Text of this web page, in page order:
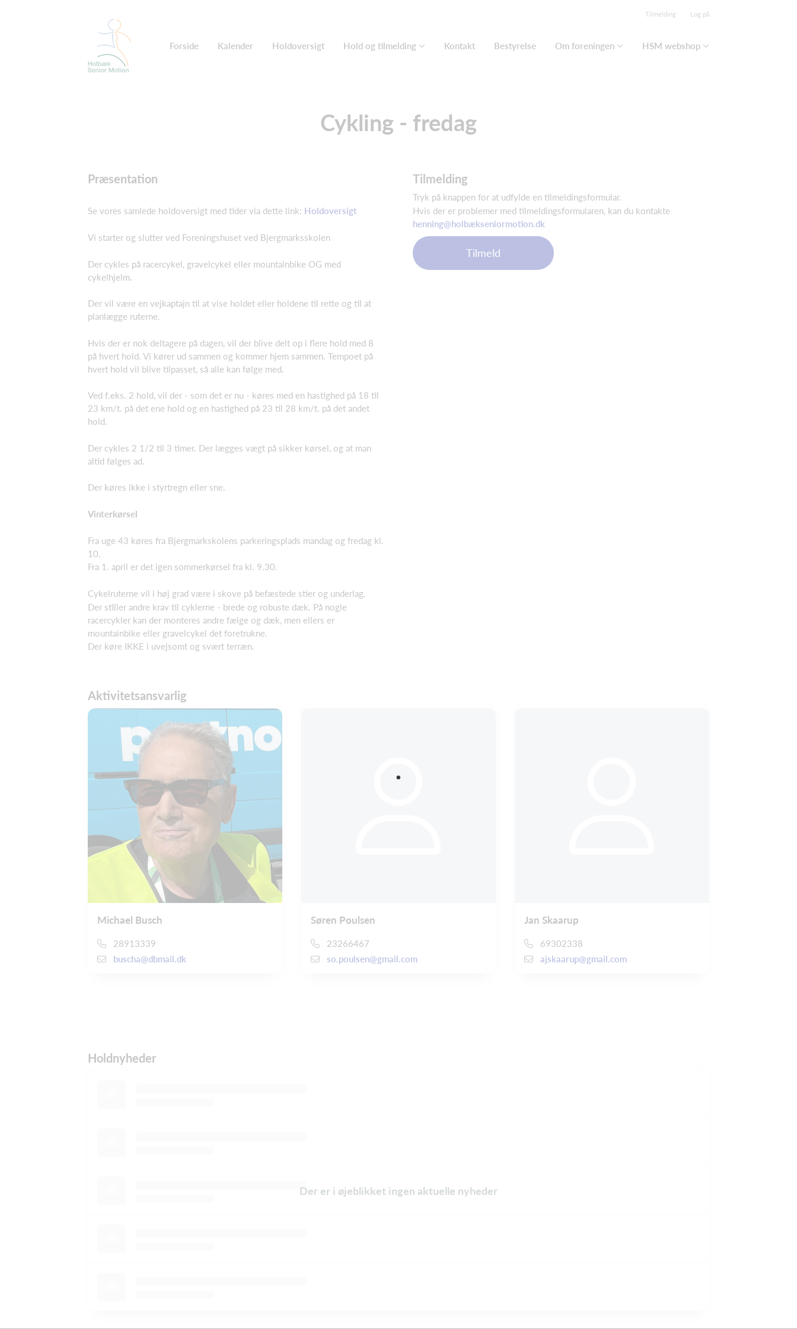
Tilmelding Log på
Forside Kalender Holdoversigt Hold og tilmelding Kontakt Bestyrelse Om foreningen HSM webshop
Cykling - fredag
Præsentation
Se vores samlede holdoversigt med tider via dette link: Holdoversigt
Vi starter og slutter ved Foreningshuset ved Bjergmarksskolen
Der cykles på racercykel, gravelcykel eller mountainbike OG med
cykelhjelm.
Der vil være en vejkaptajn til at vise holdet eller holdene til rette og til at
planlægge ruterne.
Hvis der er nok deltagere på dagen, vil der blive delt op i flere hold med 8
på hvert hold. Vi kører ud sammen og kommer hjem sammen. Tempoet på
hvert hold vil blive tilpasset, så alle kan følge med.
Ved f.eks. 2 hold, vil der - som det er nu - køres med en hastighed på 18 til
23 km/t. på det ene hold og en hastighed på 23 til 28 km/t. på det andet
hold.
Der cykles 2 1/2 til 3 timer. Der lægges vægt på sikker kørsel, og at man
altid følges ad.
Der køres ikke i styrtregn eller sne.
Vinterkørsel
Fra uge 43 køres fra Bjergmarkskolens parkeringsplads mandag og fredag kl.
10.
Fra 1. april er det igen sommerkørsel fra kl. 9.30.
Cykelruterne vil i høj grad være i skove på befæstede stier og underlag.
Der stiller andre krav til cyklerne - brede og robuste dæk. På nogle
racercykler kan der monteres andre fælge og dæk, men ellers er
mountainbike eller gravelcykel det foretrukne.
Der køre IKKE i uvejsomt og svært terræn.
Tilmelding
Tryk på knappen for at udfylde en tilmeldingsformular.
Hvis der er problemer med tilmeldingsformularen, kan du kontakte
henning@holbækseniormotion.dk
Tilmeld
Aktivitetsansvarlig
Michael Busch
28913339
buscha@dbmail.dk
Søren Poulsen
23266467
so.poulsen@gmail.com
Jan Skaarup
69302338
ajskaarup@gmail.com
Holdnyheder
Der er i øjeblikket ingen aktuelle nyheder